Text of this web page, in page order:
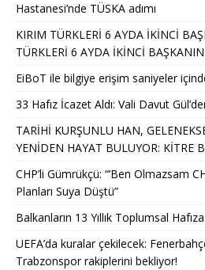
Hastanesi’nde TÜSKA adımı
KIRIM TÜRKLERİ 6 AYDA İKİNCİ
TÜRKLERİ 6 AYDA İKİNCİ
EiBoT ile bilgiye erişim saniyeler
33 Hafız İcazet Aldı: Vali Davut
TARİHİ KURŞUNLU HAN,
YENİDEN HAYAT BULUYOR: KİTRE
CHP’li Gümrükçü: “’Ben Olmazsam
Planları Suya Düştü”
Balkanların 13 Yıllık Toplumsal
UEFA’da kuralar çekilecek:
Trabzonspor rakiplerini bekliyor!